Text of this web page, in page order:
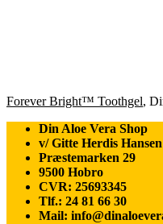
Forever Bright™ Toothgel,
Din Aloe Vera Shop
v/ Gitte Herdis Hansen
Præstemarken 29
9500 Hobro
CVR: 25693345
Tlf.: 24 81 66 30
Mail: